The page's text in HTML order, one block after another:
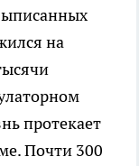
на
протекает
Почти 300